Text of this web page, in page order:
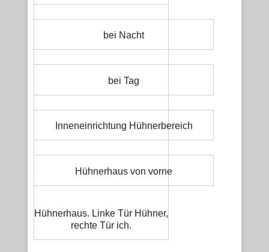
bei Nacht
bei Tag
Inneneinrichtung Hühnerbereich
Hühnerhaus von vorne
Hühnerhaus. Linke Tür Hühner,
rechte Tür ich.